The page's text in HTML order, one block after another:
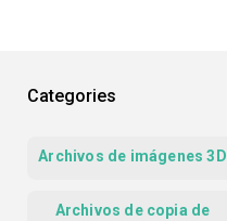
Categories
Archivos de imágenes 3D
Archivos de copia de